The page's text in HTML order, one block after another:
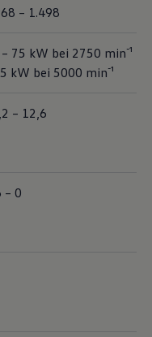
– 1.498
75 kW bei 2750 min⁻¹
kW bei 5000 min⁻¹
– 12,6
– 0